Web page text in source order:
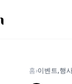
홈›이벤트,행